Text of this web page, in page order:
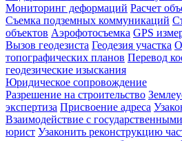
Мониторинг деформаций Расчет
Съемка подземных коммуникаций
объектов Аэрофотосъемка GPS
Вызов геодезиста Геодезия участка
топографических планов Перевод
геодезические изыскания
Юридическое сопровождение
Разрешение на строительство
экспертиза Присвоение адреса
Взаимодействие с
юрист Узаконить реконструкцию